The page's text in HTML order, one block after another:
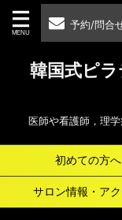
予約/問合
韓国式ピ
医師や看護師，理
初めての方へ
サロン情報・ア